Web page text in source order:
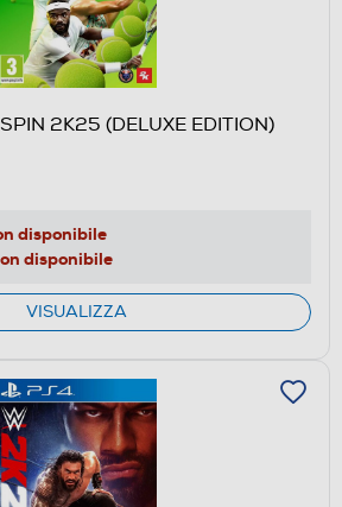
2K25 (DELUXE EDITION)
disponibile
disponibile
VISUALIZZA